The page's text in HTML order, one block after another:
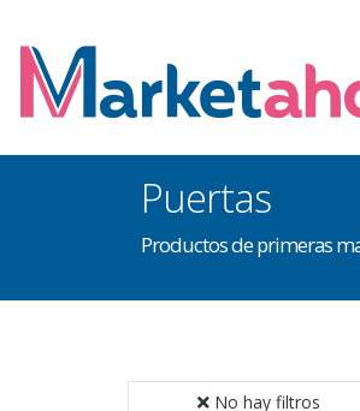
Puertas
Productos de primeras
No hay filtros